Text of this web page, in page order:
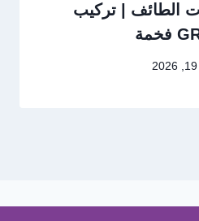
الطائف | تركيب